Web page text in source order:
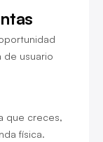
de usuario
que creces,
física.